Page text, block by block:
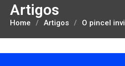
Artigos
Home / Artigos / O pincel